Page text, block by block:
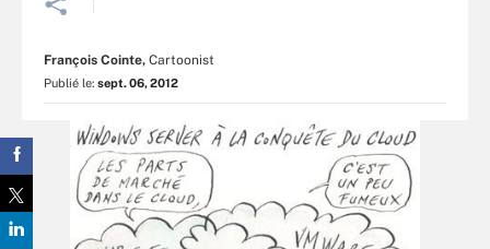
François Cointe, Cartoonist
Publié le: sept. 06, 2012